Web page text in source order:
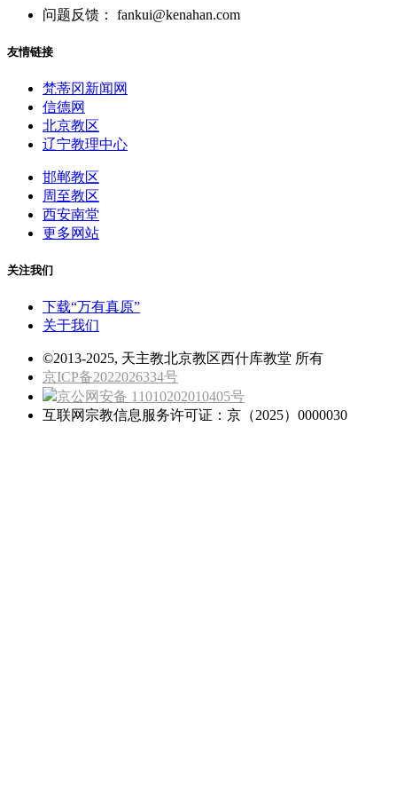
问题反馈： fankui@kenahan.com
友情链接
梵蒂冈新闻网
信德网
北京教区
辽宁教理中心
邯郸教区
周至教区
西安南堂
更多网站
关注我们
下载“万有真原”
关于我们
©2013-2025, 天主教北京教区西什库教堂 所有
京ICP备2022026334号
京公网安备 11010202010405号
互联网宗教信息服务许可证：京（2025）0000030